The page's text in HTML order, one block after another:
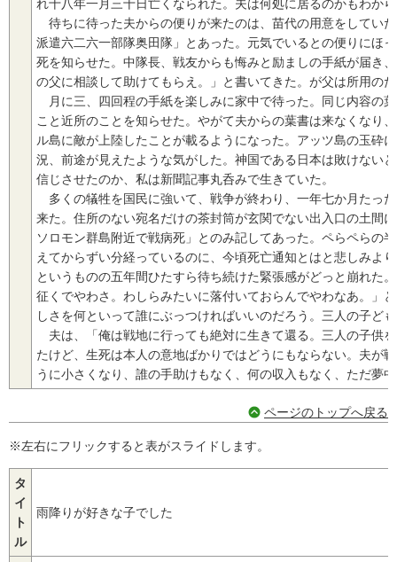
れ十八年一月三十日亡くなられた。夫は何処に居るのかもわか
待ちに待った夫からの便りが来たのは、苗代の用意をしてい
派遣六二六一部隊奥田隊」とあった。元気でいるとの便りにほ
死を知らせた。中隊長、戦友からも悔みと励ましの手紙が届き
の父に相談して助けてもらえ。」と書いてきた。が父は所用の
月に三、四回程の手紙を楽しみに家中で待った。同じ内容の
こと近所のことを知らせた。やがて夫からの葉書は来なくなり
ル島に敵が上陸したことが載るようになった。アッツ島の玉砕
況、前途が見えたような気がした。神国である日本は敗けない
信じさせたのか、私は新聞記事丸呑みで生きていた。
多くの犠牲を国民に強いて、戦争が終わり、一年七か月たっ
来た。住所のない宛名だけの茶封筒が玄関でない出入口の土
ソロモン群島附近で戦病死」とのみ記してあった。ペらペらの
えてからずい分経っているのに、今頃死亡通知とはと悲しみよ
というものの五年間ひたすら待ち続けた緊張感がどっと崩れた
征くでやわさ。わしらみたいに落付いておらんでやわなあ。」
しさを何といって誰にぶっつければいいのだろう。三人の子ど
夫は、「俺は戦地に行っても絶対に生きて還る。三人の子供
たけど、生死は本人の意地ばかりではどうにもならない。夫が
うに小さくなり、誰の手助けもなく、何の収入もなく、ただ夢
ページのトップへ戻る
※左右にフリックすると表がスライドします。
タ
イ
ト
ル
雨降りが好きな子でした